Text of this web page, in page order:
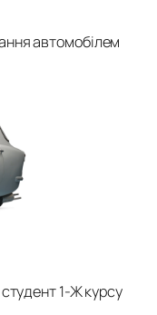
автомобілем
1-Ж курсу